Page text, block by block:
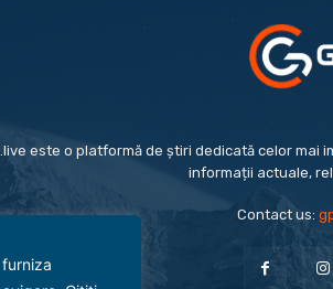
este o platformă de știri dedicată celor
informații actuale,
Contact us: